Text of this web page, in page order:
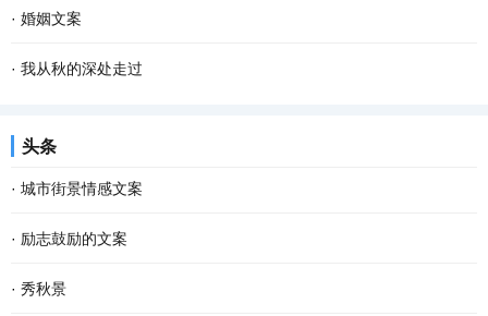
· 婚姻文案
· 我从秋的深处走过
头条
· 城市街景情感文案
· 励志鼓励的文案
· 秀秋景